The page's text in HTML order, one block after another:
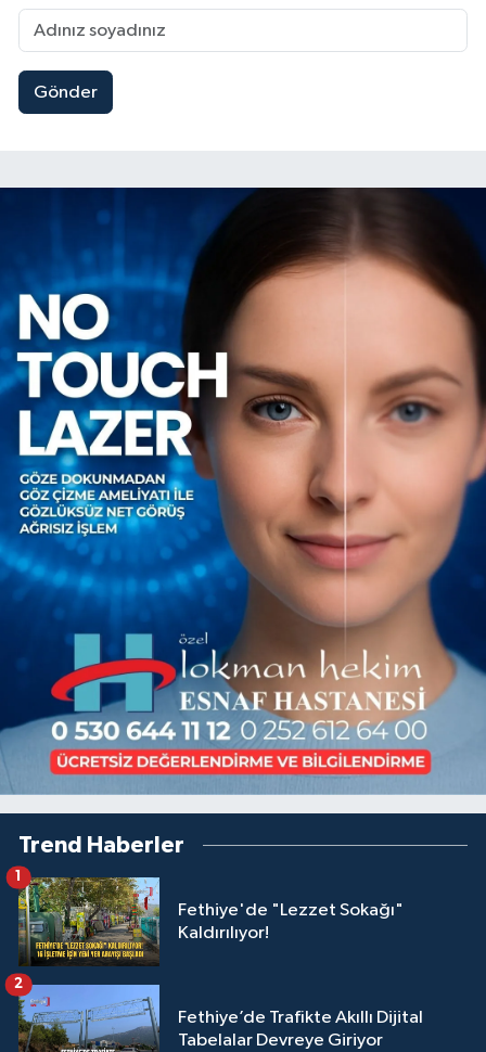
Gönder
Trend Haberler
Fethiye'de "Lezzet Sokağı"
Kaldırılıyor!
1
Fethiye’de Trafikte Akıllı Dijital
Tabelalar Devreye Giriyor
2